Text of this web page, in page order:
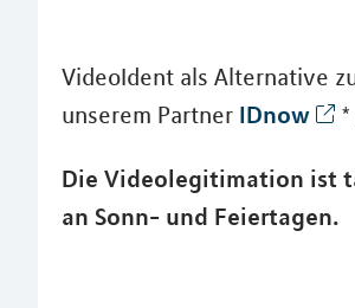
VideoIdent als Alternative
unserem Partner IDnow
Die Videolegitimation ist
an Sonn- und Feiertagen.